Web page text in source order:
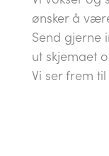
ønsker å
Send gjerne
ut skjemaet
Vi ser frem